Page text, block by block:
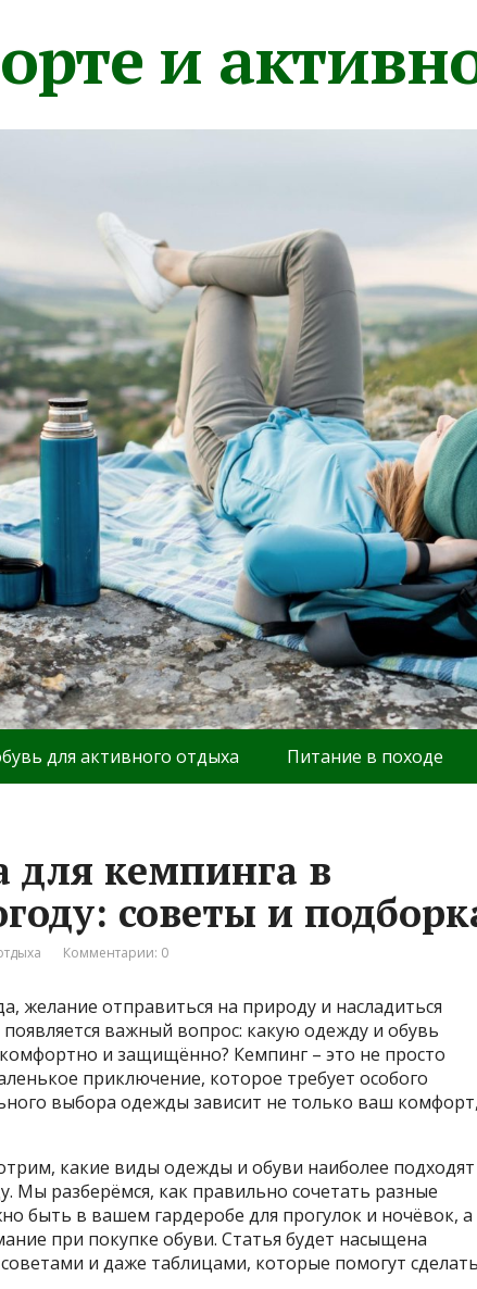
и
для активного отдыха Питание в походе
кемпинга в
советы и
Комментарии: 0
желание отправиться на природу и насладиться
важный вопрос: какую одежду и обувь
и защищённо? Кемпинг – это не просто
приключение, которое требует особого
выбора одежды зависит не только ваш комфорт,
какие виды одежды и обуви наиболее подходят
Мы разберёмся, как правильно сочетать разные
быть в вашем гардеробе для прогулок и ночёвок, а
при покупке обуви. Статья будет насыщена
и даже таблицами, которые помогут сделать